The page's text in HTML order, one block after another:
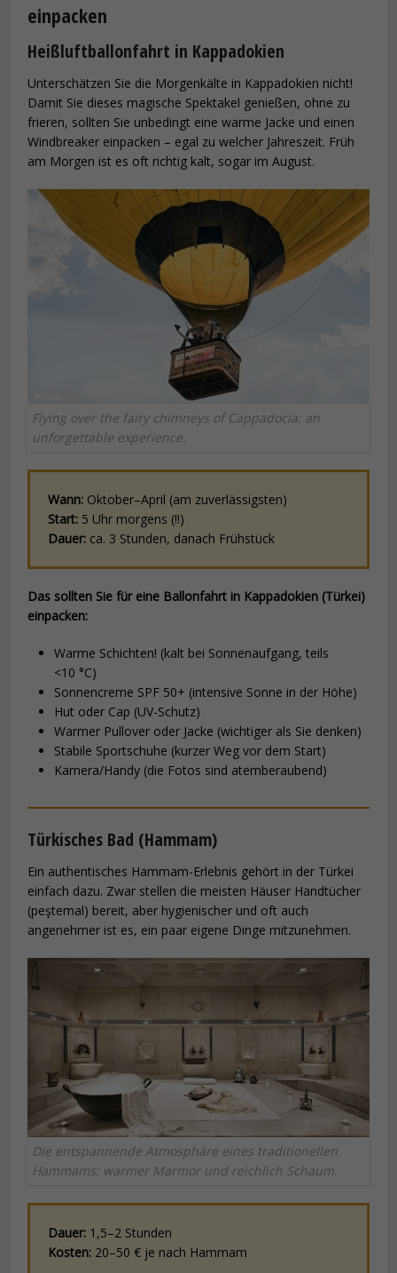
einpacken
Heißluftballonfahrt in Kappadokien
Unterschätzen Sie die Morgenkälte in Kappadokien nicht!
Damit Sie dieses magische Spektakel genießen, ohne zu
frieren, sollten Sie unbedingt eine warme Jacke und einen
Windbreaker einpacken – egal zu welcher Jahreszeit. Früh
am Morgen ist es oft richtig kalt, sogar im August.
Flying over the fairy chimneys of Cappadocia: an
unforgettable experience.
Wann: Oktober–April (am zuverlässigsten)
Start: 5 Uhr morgens (!!)
Dauer: ca. 3 Stunden, danach Frühstück
Das sollten Sie für eine Ballonfahrt in Kappadokien (Türkei)
einpacken:
Warme Schichten! (kalt bei Sonnenaufgang, teils
<10 °C)
Sonnencreme SPF 50+ (intensive Sonne in der Höhe)
Hut oder Cap (UV-Schutz)
Warmer Pullover oder Jacke (wichtiger als Sie denken)
Stabile Sportschuhe (kurzer Weg vor dem Start)
Kamera/Handy (die Fotos sind atemberaubend)
Türkisches Bad (Hammam)
Ein authentisches Hammam-Erlebnis gehört in der Türkei
einfach dazu. Zwar stellen die meisten Häuser Handtücher
(peştemal) bereit, aber hygienischer und oft auch
angenehmer ist es, ein paar eigene Dinge mitzunehmen.
Die entspannende Atmosphäre eines traditionellen
Hammams: warmer Marmor und reichlich Schaum.
Dauer: 1,5–2 Stunden
Kosten: 20–50 € je nach Hammam